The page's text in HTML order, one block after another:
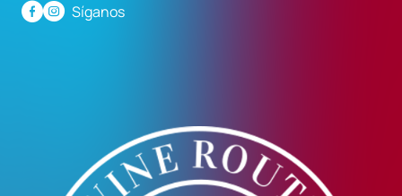
Síganos